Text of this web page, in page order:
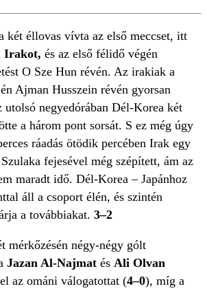
két éllovas vívta az első meccset, itt
Irakot, és az első félidő végén
O Sze Hun révén. Az irakiak a
Ajman Husszein révén gyorsan
utolsó negyedórában Dél-Korea két
a három pont sorsát. S ez még úgy
ráadás ötödik percében Irak egy
fejesével még szépített, ám az
maradt idő. Dél-Korea – Japánhoz
áll a csoport élén, és szintén
a továbbiakat. 3–2
mérkőzésén négy-négy gólt
Jazan Al-Najmat és Ali Olvan
az ománi válogatottat (4–0), míg a